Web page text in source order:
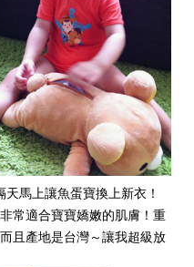
馬上讓魚蛋寶換上新衣！
常適合寶寶嬌嫩的肌膚！重
且產地是台灣～讓我超級放